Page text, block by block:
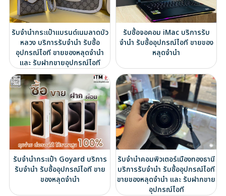
รับจำนำกระเป๋าแบรนด์เนมลาดบัว
หลวง บริการรับจำนำ รับซื้อ
อุปกรณ์ไอที ขายของหลุดจำนำ
และ รับฝากขายอุปกรณ์ไอที
รับซื้อจอคอม iMac บริการรับ
จำนำ รับซื้ออุปกรณ์ไอที ขายของ
หลุดจำนำ
รับจำนำกระเป๋า Goyard บริการ
รับจำนำ รับซื้ออุปกรณ์ไอที ขาย
ของหลุดจำนำ
รับจำนำคอมพิวเตอร์เมืองทองธานี
บริการรับจำนำ รับซื้ออุปกรณ์ไอที
ขายของหลุดจำนำ และ รับฝากขาย
อุปกรณ์ไอที